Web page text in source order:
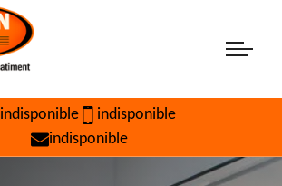
indisponible
indisponible
indisponible